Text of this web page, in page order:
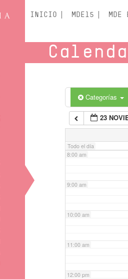
INICIO MDE15 MDE
Categorías
23
Todo el día
5:00 am
6:00 am
7:00 am
8:00 am
9:00 am
10:00 am
11:00 am
12:00 pm